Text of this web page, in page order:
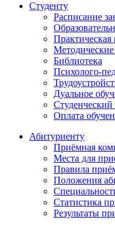
Студенту
Расписание
Библиотека
Психолого-
Дуальное
Студенческий
Оплата
Абитуриенту
Приёмная
Места для
Правила
Положения
Статистика
Результаты